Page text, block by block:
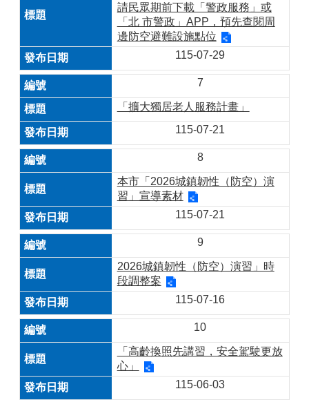
請民眾期前下載「警政服務」或
「北 市警政」APP，預先查閱周
邊防空避難設施點位
115-07-29
7
「擴大獨居老人服務計畫」
115-07-21
8
本市「2026城鎮韌性（防空）演
習」宣導素材
115-07-21
9
2026城鎮韌性（防空）演習」時
段調整案
115-07-16
10
「高齡換照先講習，安全駕駛更放
心」
115-06-03